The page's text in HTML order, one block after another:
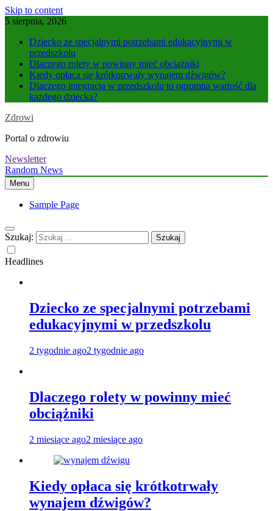
Skip to content
5 sierpnia, 2026
Dziecko ze specjalnymi potrzebami edukacyjnymi w
przedszkolu
Dlaczego rolety w powinny mieć obciążniki
Kiedy opłaca się krótkotrwały wynajem dźwigów?
Dlaczego integracja w przedszkolu to ogromna wartość dla
każdego dziecka?
Zdrowi
Portal o zdrowiu
Newsletter
Random News
Menu
Sample Page
Szukaj:
Headlines
Dziecko ze specjalnymi potrzebami
edukacyjnymi w przedszkolu
2 tygodnie ago2 tygodnie ago
Dlaczego rolety w powinny mieć
obciążniki
2 miesiące ago2 miesiące ago
Kiedy opłaca się krótkotrwały
wynajem dźwigów?